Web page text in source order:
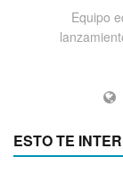
Equipo
ESTO TE